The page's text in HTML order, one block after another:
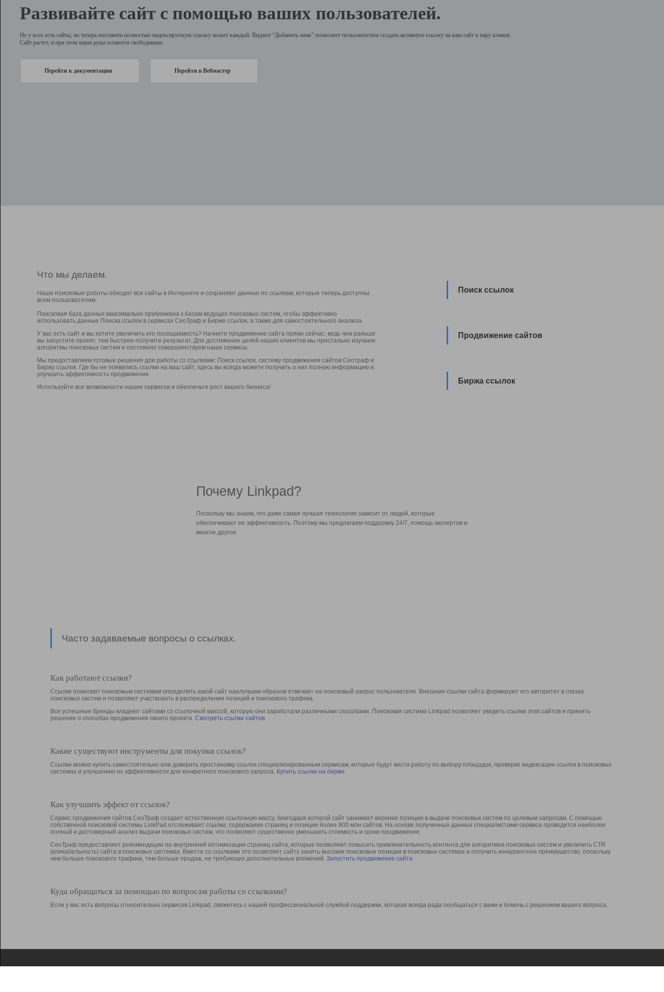
Развивайте сайт с помощью ваших пользователей.
Не у всех есть сайты, но теперь поставить полностью индексируемую ссылку может каждый. Виджет “Добавить линк” позволяет пользователям создать активную ссылку на ваш сайт в пару кликов.
Сайт растет, и при этом ваши руки остаются свободными.
Перейти к документации Перейти в Вебмастер
Что мы делаем.
Наши поисковые роботы обходят все сайты в Интернете и сохраняют данные по ссылкам, которые теперь доступны
всем пользователям.
Поисковая база данных максимально приближена к базам ведущих поисковых систем, чтобы эффективно
использовать данные Поиска ссылок в сервисах СеоТраф и Бирже ссылок, а также для самостоятельного анализа.
У вас есть сайт и вы хотите увеличить его посещаемость? Начните продвижение сайта прямо сейчас, ведь чем раньше
вы запустите проект, тем быстрее получите результат. Для достижения целей наших клиентов мы пристально изучаем
алгоритмы поисковых систем и постоянно совершенствуем наши сервисы.
Мы предоставляем готовые решения для работы со ссылками: Поиск ссылок, систему продвижения сайтов Сеотраф и
Биржу ссылок. Где бы не появились ссылки на ваш сайт, здесь вы всегда можете получить о них полную информацию и
улучшить эффективность продвижения.
Используйте все возможности наших сервисов и обеспечьте рост вашего бизнеса!
Поиск ссылок
Продвижение сайтов
Биржа ссылок
Почему Linkpad?
Поскольку мы знаем, что даже самая лучшая технология зависит от людей, которые
обеспечивают ее эффективность. Поэтому мы предлагаем поддержку 24/7, помощь экспертов и
многое другое.
Часто задаваемые вопросы о ссылках.
Как работают ссылки?
Ссылки помогают поисковым системам определить какой сайт наилучшим образом отвечает на поисковый запрос пользователя. Внешние ссылки сайта формируют его авторитет в глазах
поисковых систем и позволяют участвовать в раcпределении позиций и поискового трафика.
Все успешные бренды владеют сайтами со ссылочной массой, которую они заработали различными способами. Поисковая система Linkpad позволяет увидеть ссылки этих сайтов и принять
решение о способах продвижения своего проекта. Смотреть ссылки сайтов
Какие существуют инструменты для покупки ссылок?
Ссылки можно купить самостоятельно или доверить простановку ссылок специализированным сервисам, которые будут вести работу по выбору площадок, проверке индексации ссылок в поисковых
системах и улучшению их эффективности для конкретного поискового запроса. Купить ссылки на бирже
Как улучшить эффект от ссылок?
Сервис продвижения сайтов СеоТраф создает естественную ссылочную массу, благодаря которой сайт занимает верхние позиции в выдаче поисковых систем по целевым запросам. С помощью
собственной поисковой системы LinkPad отслеживает ссылки, содержание страниц и позиции более 900 млн сайтов. На основе полученных данных специалистами сервиса проводится наиболее
полный и достоверный анализ выдачи поисковых систем, что позволяет существенно уменьшить стоимость и сроки продвижения.
СеоТраф предоставляет рекомендации по внутренней оптимизации страниц сайта, которые позволяют повысить привлекательность контента для алгоритмов поисковых систем и увеличить CTR
(кликабельность) сайта в поисковых системах. Вместе со ссылками это позволяет сайту занять высокие поисковые позиции в поисковых системах и получить конкурентное преимущество, поскольку
чем больше поискового трафика, тем больше продаж, не требующих дополнительных вложений. Запустить продвижение сайта
Куда обращаться за помощью по вопросам работы со ссылками?
Если у вас есть вопросы относительно сервисов Linkpad, свяжитесь с нашей профессиональной службой поддержки, которая всегда рада пообщаться с вами и помочь с решением вашего вопроса.